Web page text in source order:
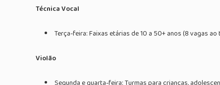
Técnica Vocal
Terça-feira: Faixas etárias de 10 a 50+ anos (8 vagas ao
Violão